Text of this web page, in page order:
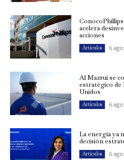
ConocoPhillips
acelera
acciones
Artículos 6
Al Mazrui se
estratégico de
Unidos
Artículos 6
La energía ya
decisión
Artículos 6